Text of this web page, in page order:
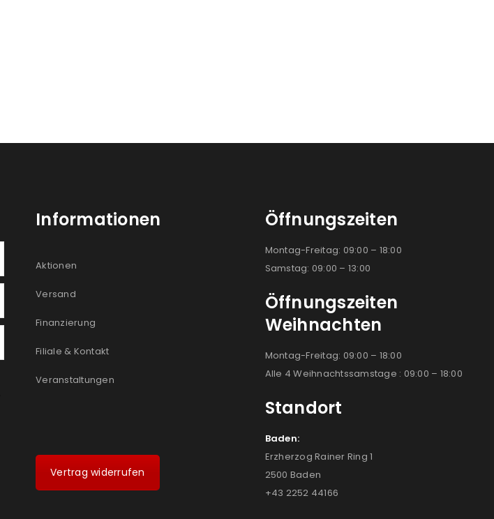
Informationen
Aktionen
Versand
Finanzierung
Filiale & Kontakt
Veranstaltungen
Vertrag widerrufen
Öffnungszeiten
Montag-Freitag: 09:00 – 18:00
Samstag: 09:00 – 13:00
Öffnungszeiten
Weihnachten
Montag-Freitag: 09:00 – 18:00
Alle 4 Weihnachtssamstage : 09:00 – 18:00
Standort
Baden:
Erzherzog Rainer Ring 1
2500 Baden
+43 2252 44166